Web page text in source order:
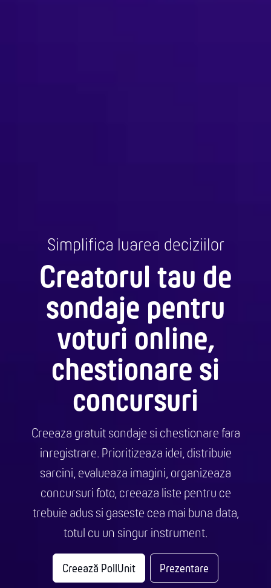
Simplifica luarea deciziilor
Creatorul tau de
sondaje pentru
voturi online,
chestionare si
concursuri
Creeaza gratuit sondaje si chestionare fara
inregistrare. Prioritizeaza idei, distribuie
sarcini, evalueaza imagini, organizeaza
concursuri foto, creeaza liste pentru ce
trebuie adus si gaseste cea mai buna data,
totul cu un singur instrument.
Creează PollUnit Prezentare